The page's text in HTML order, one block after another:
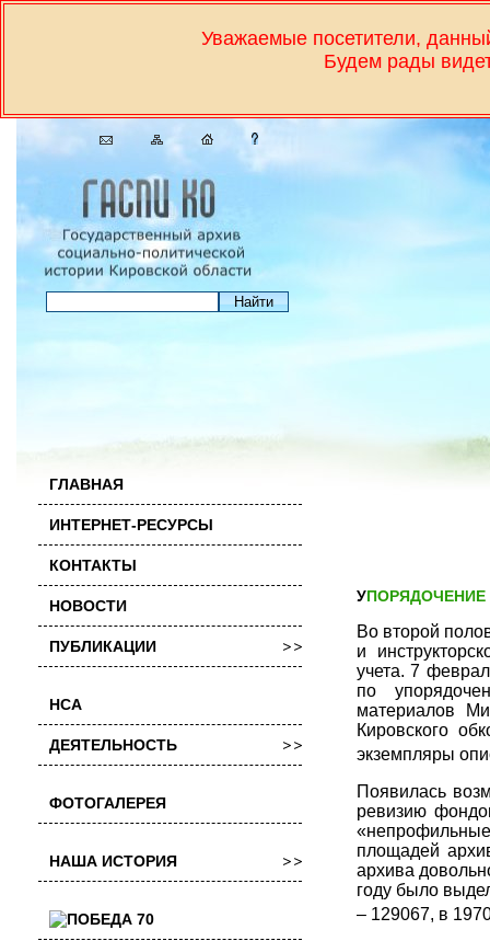
Уважаемые посетители,
Будем рады
ГЛАВНАЯ
ИНТЕРНЕТ-РЕСУРСЫ
КОНТАКТЫ
НОВОСТИ
ПУБЛИКАЦИИ
НСА
ДЕЯТЕЛЬНОСТЬ
ФОТОГАЛЕРЕЯ
НАША ИСТОРИЯ
Во второй
и
учета. 7
по
материалов
Кировского
экземпляры
Появилась
ревизию
площадей
архива
году было
– 129067, в